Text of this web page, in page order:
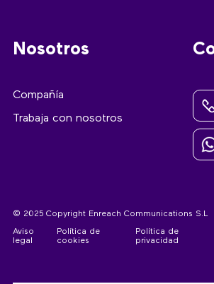
Nosotros
Compañía
Trabaja con nosotros
© 2025 Copyright Enreach Communications S.L
Aviso
legal
Política de
cookies
Política de
privacidad